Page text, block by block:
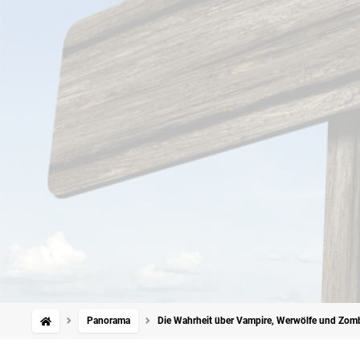
Panorama Die Wahrheit über Vampire, Werwölfe und